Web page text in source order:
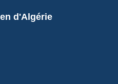
d'Algérie